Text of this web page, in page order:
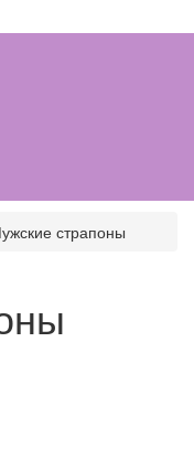
страпоны